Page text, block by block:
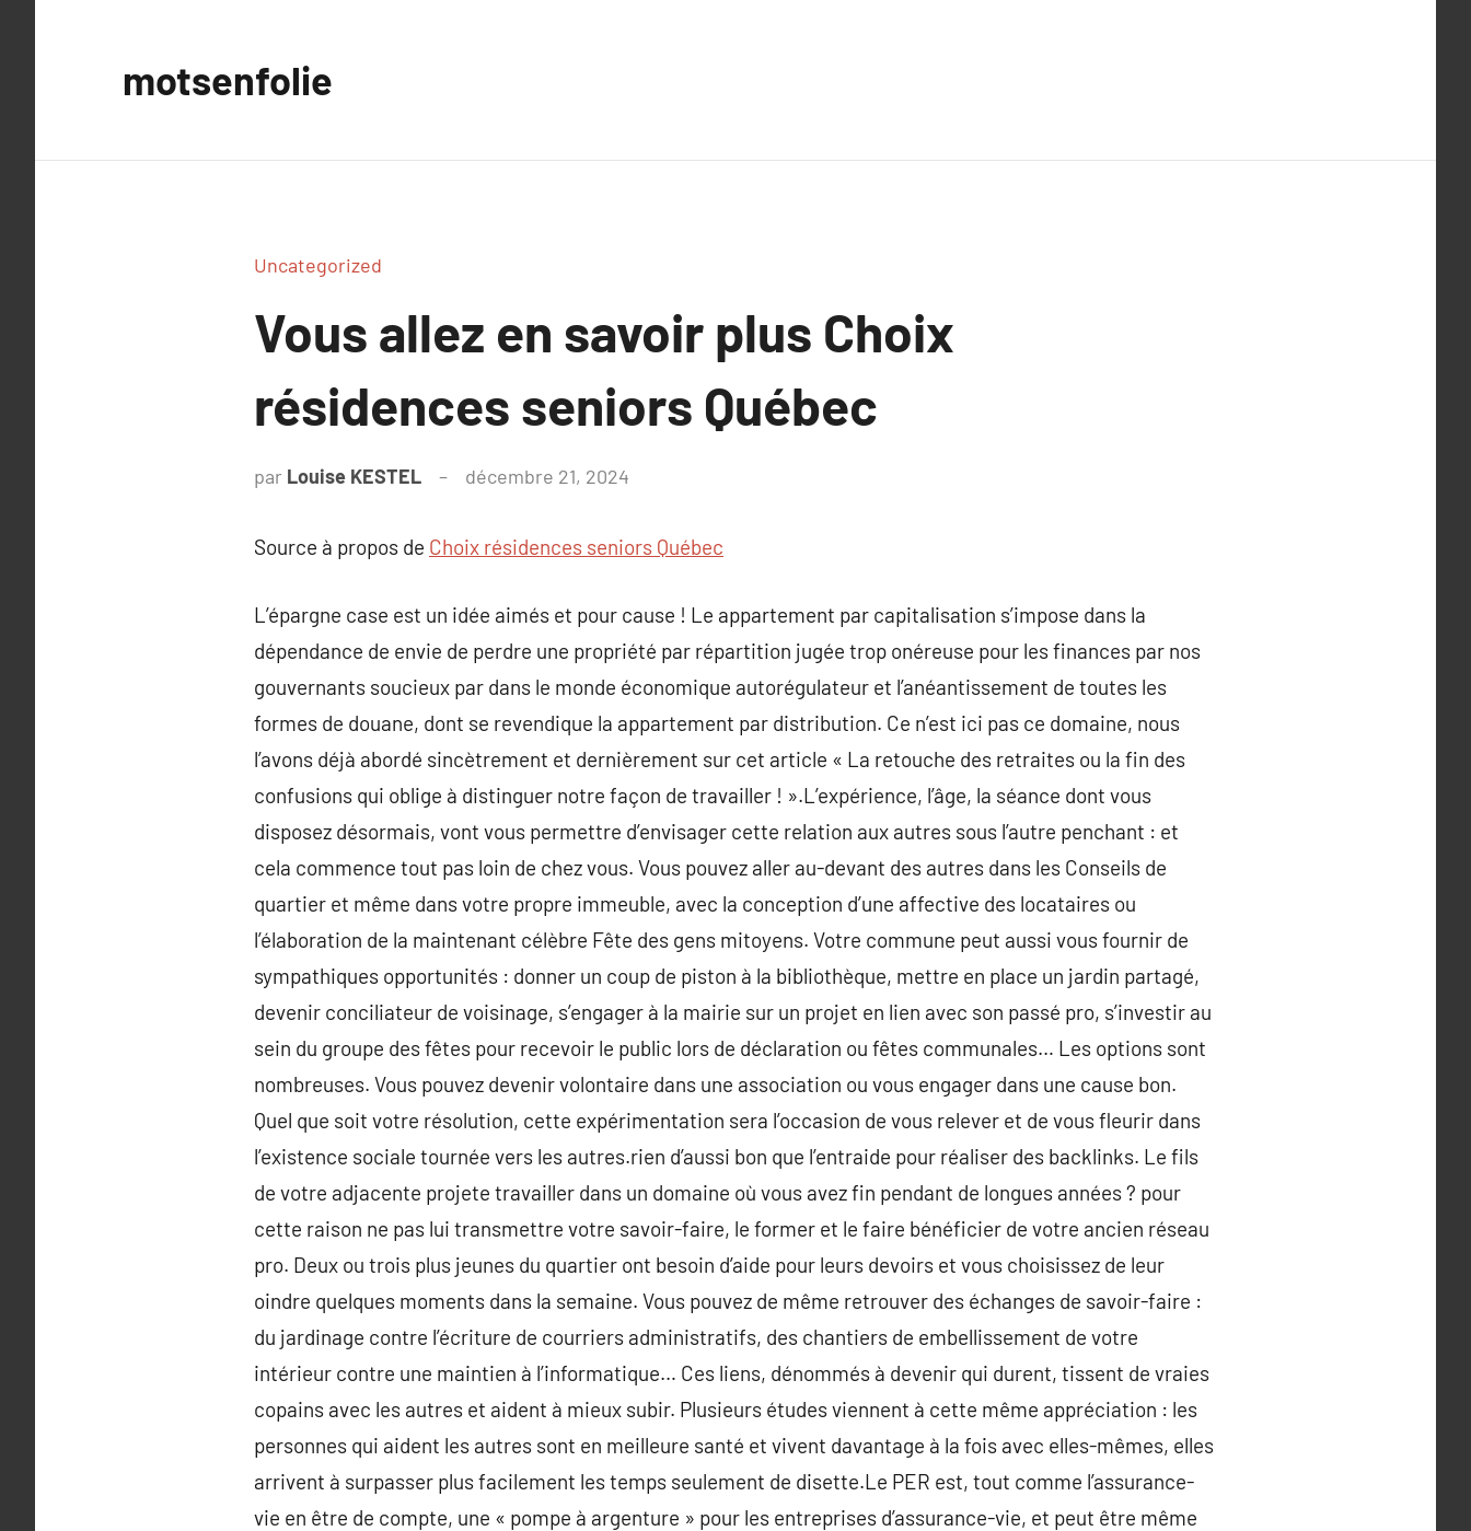
motsenfolie
Uncategorized
Vous allez en savoir plus Choix
résidences seniors Québec
par Louise KESTEL décembre 21, 2024
Source à propos de Choix résidences seniors Québec
L’épargne case est un idée aimés et pour cause ! Le appartement par capitalisation s’impose dans la
dépendance de envie de perdre une propriété par répartition jugée trop onéreuse pour les finances par nos
gouvernants soucieux par dans le monde économique autorégulateur et l’anéantissement de toutes les
formes de douane, dont se revendique la appartement par distribution. Ce n’est ici pas ce domaine, nous
l’avons déjà abordé sincètrement et dernièrement sur cet article « La retouche des retraites ou la fin des
confusions qui oblige à distinguer notre façon de travailler ! ».L’expérience, l’âge, la séance dont vous
disposez désormais, vont vous permettre d’envisager cette relation aux autres sous l’autre penchant : et
cela commence tout pas loin de chez vous. Vous pouvez aller au-devant des autres dans les Conseils de
quartier et même dans votre propre immeuble, avec la conception d’une affective des locataires ou
l’élaboration de la maintenant célèbre Fête des gens mitoyens. Votre commune peut aussi vous fournir de
sympathiques opportunités : donner un coup de piston à la bibliothèque, mettre en place un jardin partagé,
devenir conciliateur de voisinage, s’engager à la mairie sur un projet en lien avec son passé pro, s’investir au
sein du groupe des fêtes pour recevoir le public lors de déclaration ou fêtes communales… Les options sont
nombreuses. Vous pouvez devenir volontaire dans une association ou vous engager dans une cause bon.
Quel que soit votre résolution, cette expérimentation sera l’occasion de vous relever et de vous fleurir dans
l’existence sociale tournée vers les autres.rien d’aussi bon que l’entraide pour réaliser des backlinks. Le fils
de votre adjacente projete travailler dans un domaine où vous avez fin pendant de longues années ? pour
cette raison ne pas lui transmettre votre savoir-faire, le former et le faire bénéficier de votre ancien réseau
pro. Deux ou trois plus jeunes du quartier ont besoin d’aide pour leurs devoirs et vous choisissez de leur
oindre quelques moments dans la semaine. Vous pouvez de même retrouver des échanges de savoir-faire :
du jardinage contre l’écriture de courriers administratifs, des chantiers de embellissement de votre
intérieur contre une maintien à l’informatique… Ces liens, dénommés à devenir qui durent, tissent de vraies
copains avec les autres et aident à mieux subir. Plusieurs études viennent à cette même appréciation : les
personnes qui aident les autres sont en meilleure santé et vivent davantage à la fois avec elles-mêmes, elles
arrivent à surpasser plus facilement les temps seulement de disette.Le PER est, tout comme l’assurance-
vie en être de compte, une « pompe à argenture » pour les entreprises d’assurance-vie, et peut être même